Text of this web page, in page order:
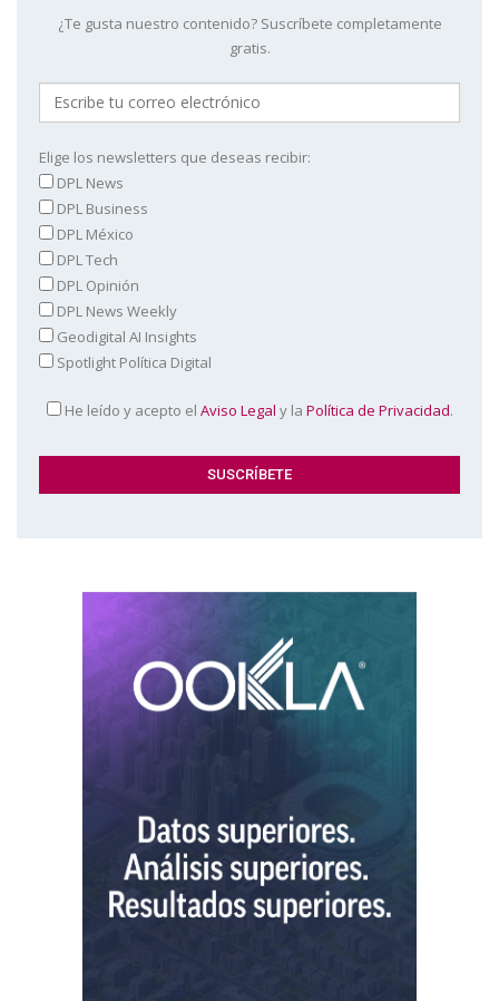
¿Te gusta nuestro contenido? Suscríbete completamente
gratis.
Elige los newsletters que deseas recibir:
DPL News
DPL Business
DPL México
DPL Tech
DPL Opinión
DPL News Weekly
Geodigital AI Insights
Spotlight Política Digital
He leído y acepto el Aviso Legal y la Política de Privacidad.